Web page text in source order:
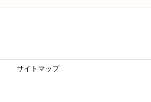
サイトマップ